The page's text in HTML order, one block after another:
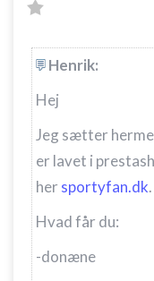
Henrik:
Hej
Jeg sætter
er lavet i
her sportyfan.dk.
Hvad får du:
-donæne